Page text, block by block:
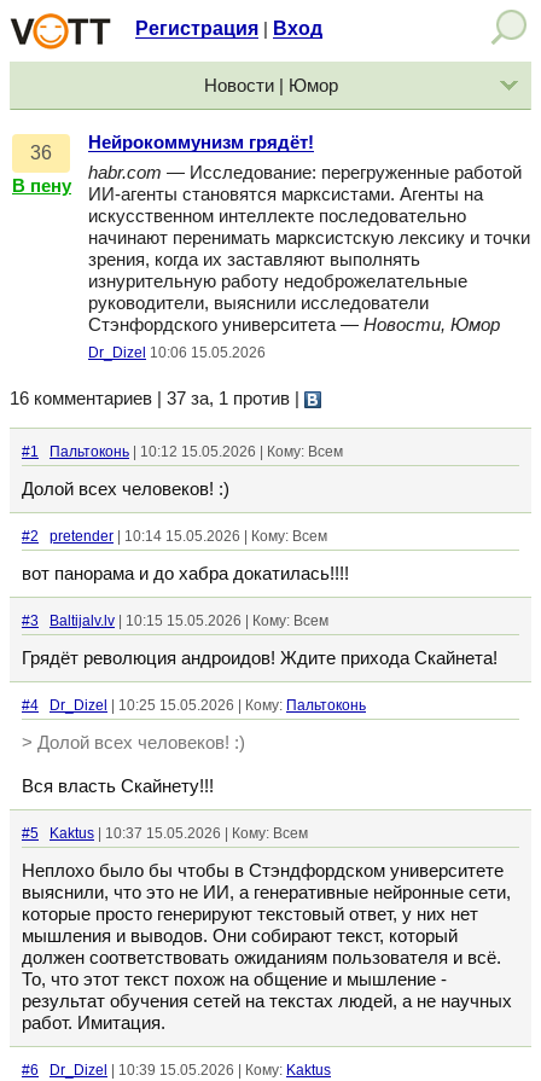
Регистрация Вход
Новости | Юмор
36
В пену
Нейрокоммунизм грядёт!
habr.com — Исследование: перегруженные работой
ИИ-агенты становятся марксистами. Агенты на
искусственном интеллекте последовательно
начинают перенимать марксистскую лексику и точки
зрения, когда их заставляют выполнять
изнурительную работу недоброжелательные
руководители, выяснили исследователи
Стэнфордского университета — Новости, Юмор
Dr_Dizel 10:06 15.05.2026
16 комментариев | 37 за, 1 против
#1 Пальтоконь | 10:12 15.05.2026 | Кому: Всем
Долой всех человеков! :)
#2 pretender | 10:14 15.05.2026 | Кому: Всем
вот панорама и до хабра докатилась!!!!
#3 Baltijalv.lv | 10:15 15.05.2026 | Кому: Всем
Грядёт революция андроидов! Ждите прихода Скайнета!
#4 Dr_Dizel | 10:25 15.05.2026 | Кому: Пальтоконь
> Долой всех человеков! :)
Вся власть Скайнету!!!
#5 Kaktus | 10:37 15.05.2026 | Кому: Всем
Неплохо было бы чтобы в Стэндфордском университете
выяснили, что это не ИИ, а генеративные нейронные сети,
которые просто генерируют текстовый ответ, у них нет
мышления и выводов. Они собирают текст, который
должен соответствовать ожиданиям пользователя и всё.
То, что этот текст похож на общение и мышление -
результат обучения сетей на текстах людей, а не научных
работ. Имитация.
#6 Dr_Dizel | 10:39 15.05.2026 | Кому: Kaktus